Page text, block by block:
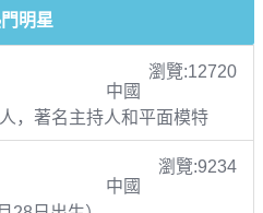
明星
瀏覽:12720
中國
，著名主持人和平面模特
瀏覽:9234
中國